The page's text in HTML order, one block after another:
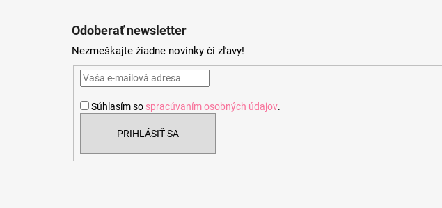
Odoberať newsletter
Nezmeškajte žiadne novinky či zľavy!
Súhlasím so spracúvaním osobných údajov.
PRIHLÁSIŤ SA